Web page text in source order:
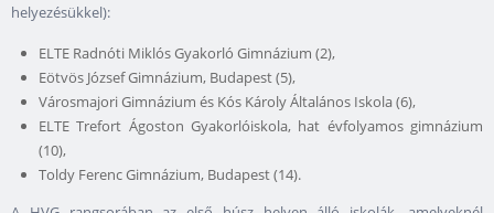
helyezésükkel):
ELTE Radnóti Miklós Gyakorló Gimnázium (2),
Eötvös József Gimnázium, Budapest (5),
Városmajori Gimnázium és Kós Károly Általános Iskola (6),
ELTE Trefort Ágoston Gyakorlóiskola, hat évfolyamos gimnázium
(10),
Toldy Ferenc Gimnázium, Budapest (14).